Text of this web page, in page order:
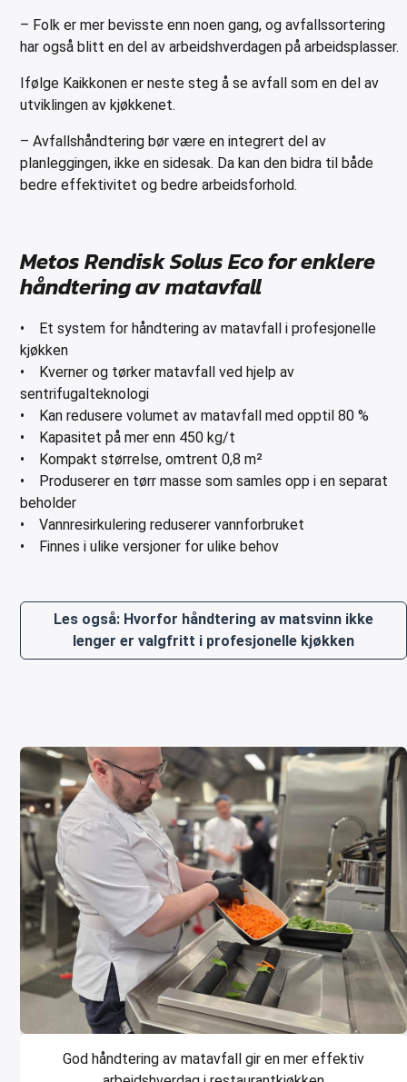
– Folk er mer bevisste enn noen gang, og avfallssortering
har også blitt en del av arbeidshverdagen på arbeidsplasser.
Ifølge Kaikkonen er neste steg å se avfall som en del av
utviklingen av kjøkkenet.
– Avfallshåndtering bør være en integrert del av
planleggingen, ikke en sidesak. Da kan den bidra til både
bedre effektivitet og bedre arbeidsforhold.
Metos Rendisk Solus Eco for enklere
håndtering av matavfall
• Et system for håndtering av matavfall i profesjonelle
kjøkken
• Kverner og tørker matavfall ved hjelp av
sentrifugalteknologi
• Kan redusere volumet av matavfall med opptil 80 %
• Kapasitet på mer enn 450 kg/t
• Kompakt størrelse, omtrent 0,8 m²
• Produserer en tørr masse som samles opp i en separat
beholder
• Vannresirkulering reduserer vannforbruket
• Finnes i ulike versjoner for ulike behov
Les også: Hvorfor håndtering av matsvinn ikke
lenger er valgfritt i profesjonelle kjøkken
God håndtering av matavfall gir en mer effektiv